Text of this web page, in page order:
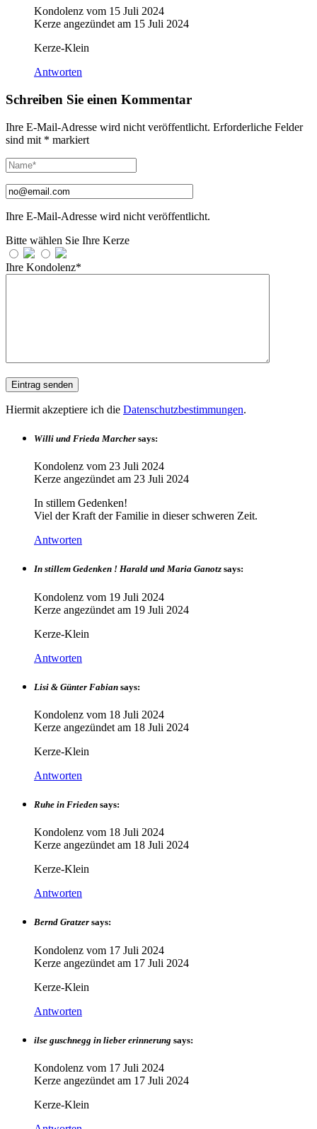
Kondolenz vom 15 Juli 2024
Kerze angezündet am 15 Juli 2024
Kerze-Klein
Antworten
Schreiben Sie einen Kommentar
Ihre E-Mail-Adresse wird nicht veröffentlicht. Erforderliche Felder
sind mit * markiert
Ihre E-Mail-Adresse wird nicht veröffentlicht.
Bitte wählen Sie Ihre Kerze
Ihre Kondolenz*
Hiermit akzeptiere ich die Datenschutzbestimmungen.
Willi und Frieda Marcher says:
Kondolenz vom 23 Juli 2024
Kerze angezündet am 23 Juli 2024
In stillem Gedenken!
Viel der Kraft der Familie in dieser schweren Zeit.
Antworten
In stillem Gedenken ! Harald und Maria Ganotz says:
Kondolenz vom 19 Juli 2024
Kerze angezündet am 19 Juli 2024
Kerze-Klein
Antworten
Lisi & Günter Fabian says:
Kondolenz vom 18 Juli 2024
Kerze angezündet am 18 Juli 2024
Kerze-Klein
Antworten
Ruhe in Frieden says:
Kondolenz vom 18 Juli 2024
Kerze angezündet am 18 Juli 2024
Kerze-Klein
Antworten
Bernd Gratzer says:
Kondolenz vom 17 Juli 2024
Kerze angezündet am 17 Juli 2024
Kerze-Klein
Antworten
ilse guschnegg in lieber erinnerung says:
Kondolenz vom 17 Juli 2024
Kerze angezündet am 17 Juli 2024
Kerze-Klein